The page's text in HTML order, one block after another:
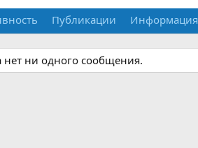
Публикации Информация
нет ни одного сообщения.